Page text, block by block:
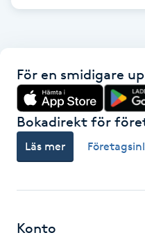
Friskvårdsmassage
Frisör
Funktionsanalys
Färgning
Föning
För en smidigare
Bokadirekt för
Läs mer
Konto